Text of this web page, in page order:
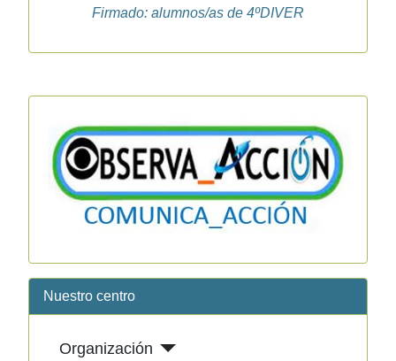
Nuestro centro
Organización
Firmado: alumnos/as de 4ºDIVER